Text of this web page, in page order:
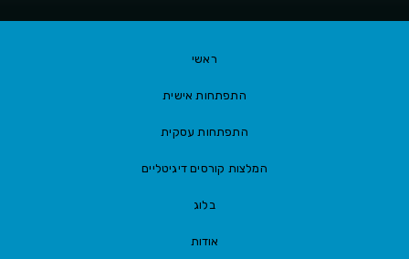
ראשי
התפתחות אישית
התפתחות עסקית
המלצות קורסים דיגיטליים
בלוג
אודות